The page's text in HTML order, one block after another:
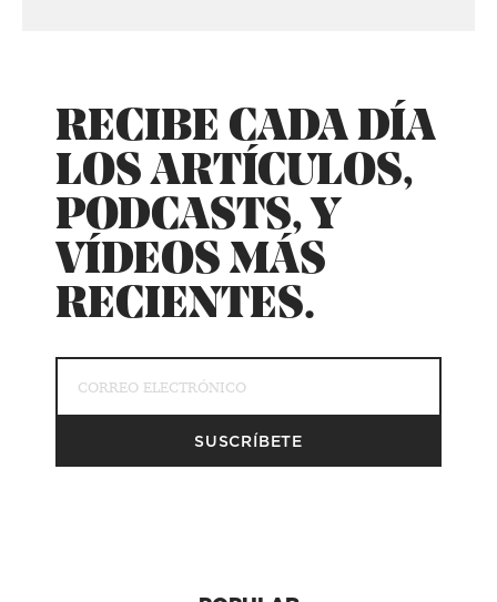
RECIBE CADA DÍA
LOS ARTÍCULOS,
PODCASTS, Y
VÍDEOS MÁS
RECIENTES.